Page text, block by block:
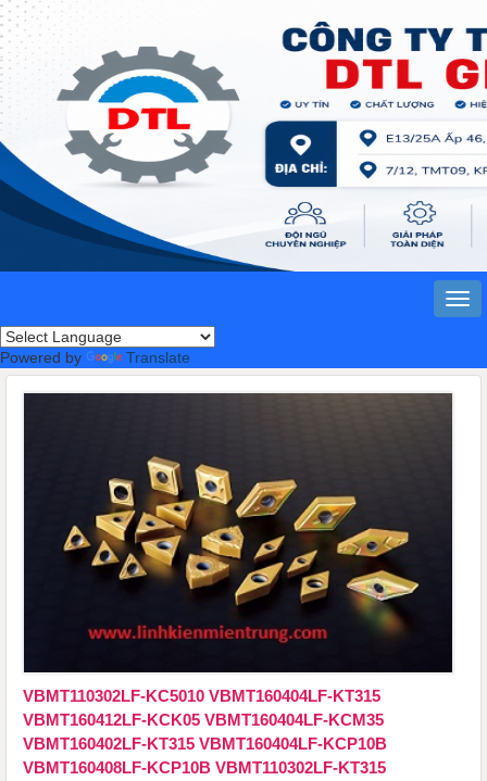
Powered by Translate
VBMT110302LF-KC5010 VBMT160404LF-KT315 ​​​​​​​
VBMT160412LF-KCK05 VBMT160404LF-KCM35
VBMT160402LF-KT315 VBMT160404LF-KCP10B
VBMT160408LF-KCP10B VBMT110302LF-KT315